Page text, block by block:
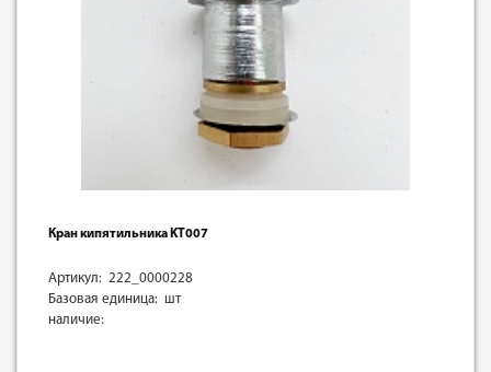
Кран кипятильника KT007
Артикул: 222_0000228
Базовая единица: шт
наличие: